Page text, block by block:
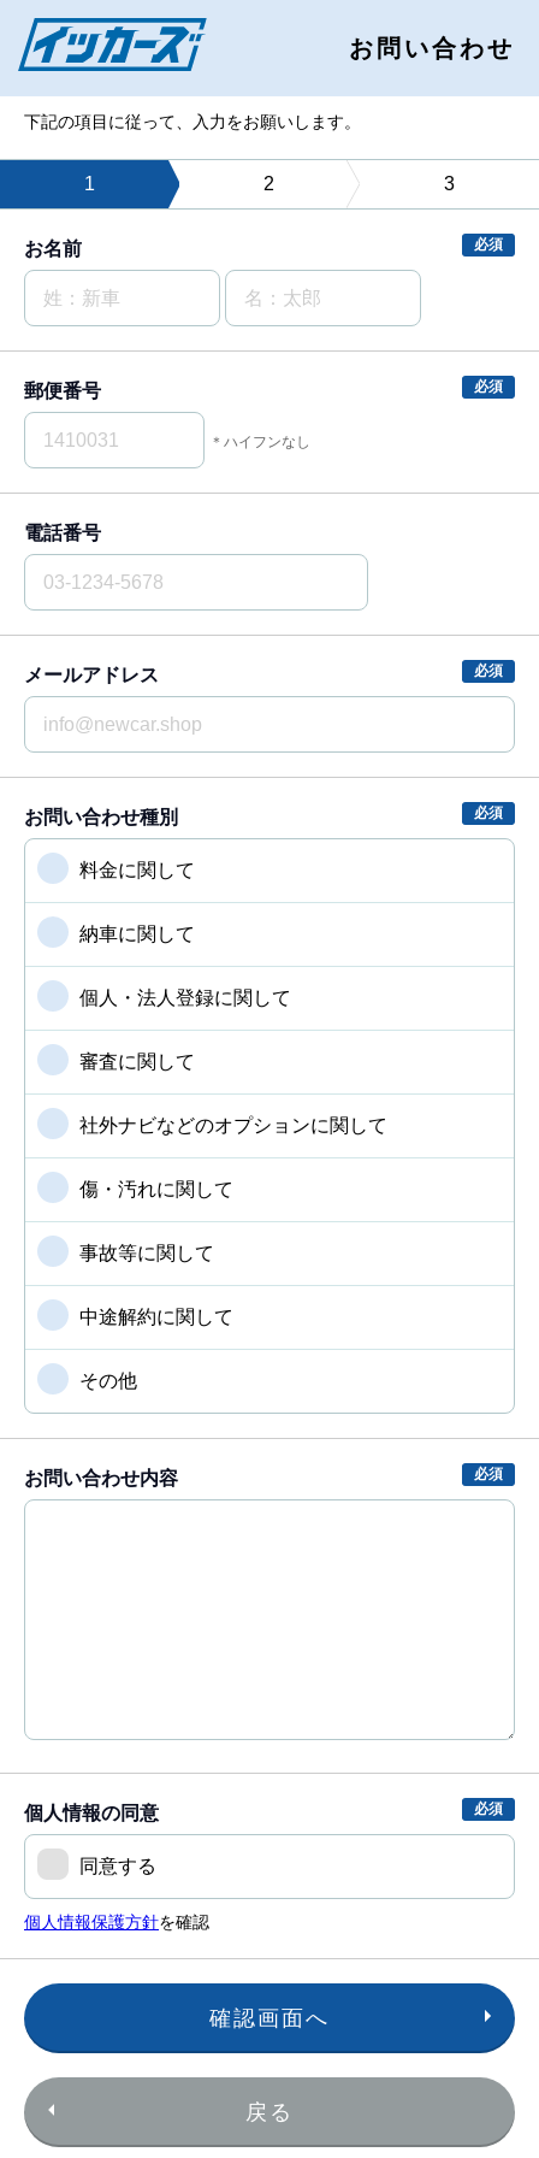
お問い合わせ
下記の項目に従って、入力をお願いします。
1 2 3
お名前
郵便番号
＊ハイフンなし
電話番号
メールアドレス
お問い合わせ種別
料金に関して
納車に関して
個人・法人登録に関して
審査に関して
社外ナビなどのオプションに関して
傷・汚れに関して
事故等に関して
中途解約に関して
その他
お問い合わせ内容
個人情報の同意
同意する
個人情報保護方針を確認
確認画面へ
戻る